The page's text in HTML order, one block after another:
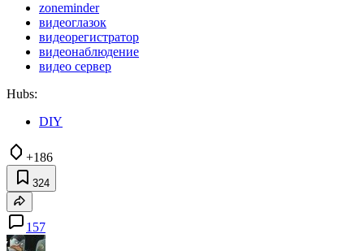
zoneminder
видеоглазок
видеорегистратор
видеонаблюдение
видео сервер
Hubs:
DIY
+186
324
157